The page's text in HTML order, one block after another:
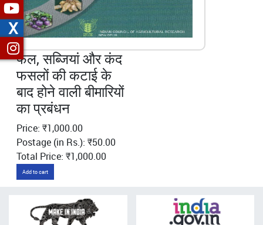
फल, सब्जियां और कंद
फसलों की कटाई के
बाद होने वाली बीमारियों
का प्रबंधन
Price: ₹1,000.00
Postage (in Rs.): ₹50.00
Total Price: ₹1,000.00
Add to cart
X